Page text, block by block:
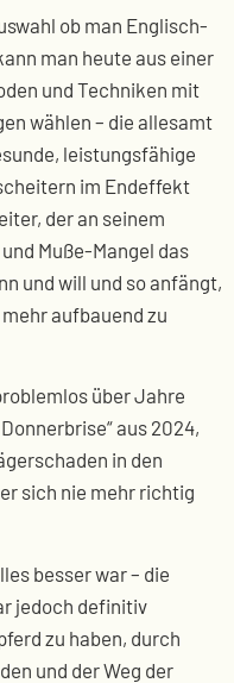
ob man Englisch-
man heute aus einer
und Techniken mit
wählen – die allesamt
leistungsfähige
im Endeffekt
der an seinem
Muße-Mangel das
und will und so anfängt,
aufbauend zu
über Jahre
aus 2024,
in den
sich nie mehr richtig
besser war – die
jedoch definitiv
zu haben, durch
und der Weg der